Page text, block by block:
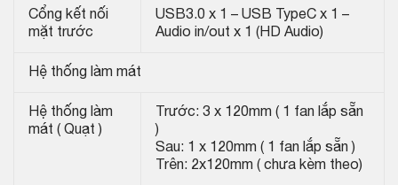
Cổng kết nối
mặt trước
USB3.0 x 1 – USB TypeC x 1 –
Audio in/out x 1 (HD Audio)
Hệ thống làm mát
Hệ thống làm
mát ( Quạt )
Trước: 3 x 120mm ( 1 fan lắp sẵn
)
Sau: 1 x 120mm ( 1 fan lắp sẵn )
Trên: 2x120mm ( chưa kèm theo)